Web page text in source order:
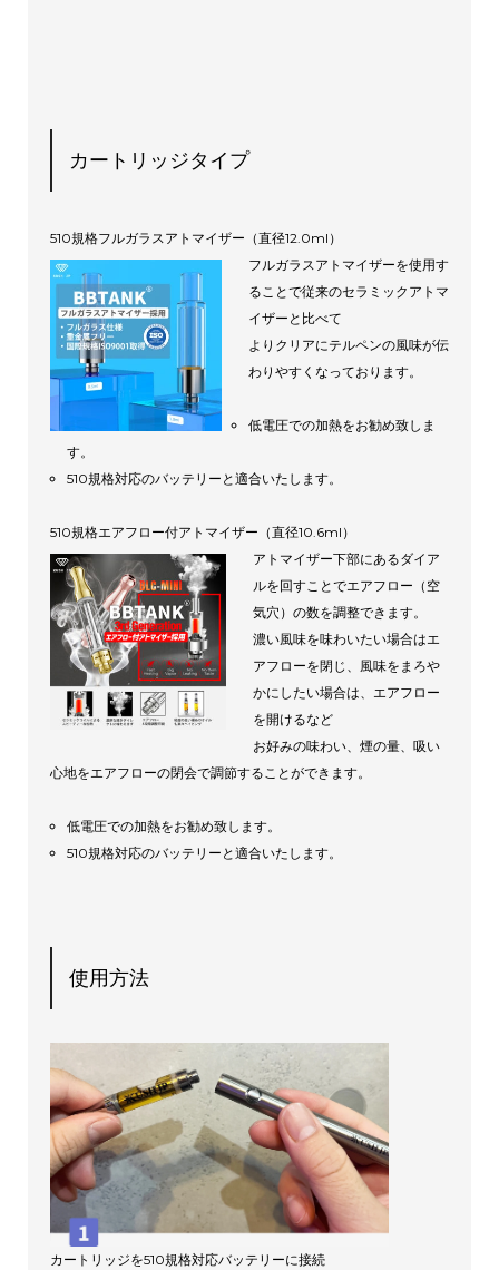
カートリッジタイプ
510規格フルガラスアトマイザー（直径12.0ml）
フルガラスアトマイザーを使用す
ることで従来のセラミックアトマ
イザーと比べて
よりクリアにテルペンの風味が伝
わりやすくなっております。
低電圧での加熱をお勧め致しま
す。
510規格対応のバッテリーと適合いたします。
510規格エアフロー付アトマイザー（直径10.6ml）
アトマイザー下部にあるダイア
ルを回すことでエアフロー（空
気穴）の数を調整できます。
濃い風味を味わいたい場合はエ
アフローを閉じ、風味をまろや
かにしたい場合は、エアフロー
を開けるなど
お好みの味わい、煙の量、吸い
心地をエアフローの閉会で調節することができます。
低電圧での加熱をお勧め致します。
510規格対応のバッテリーと適合いたします。
使用方法
カートリッジを510規格対応バッテリーに接続